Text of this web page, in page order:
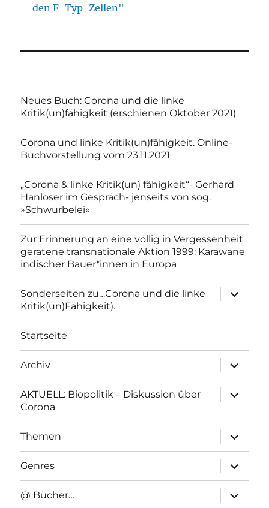
den F-Typ-Zellen"
Neues Buch: Corona und die linke
Kritik(un)fähigkeit (erschienen Oktober 2021)
Corona und linke Kritik(un)fähigkeit. Online-
Buchvorstellung vom 23.11.2021
„Corona & linke Kritik(un) fähigkeit“- Gerhard
Hanloser im Gespräch- jenseits von sog.
»Schwurbelei«
Zur Erinnerung an eine völlig in Vergessenheit
geratene transnationale Aktion 1999: Karawane
indischer Bauer*innen in Europa
Sonderseiten zu…Corona und die linke
Kritik(un)Fähigkeit).
anzeigen
Startseite
Archiv
anzeigen
AKTUELL: Biopolitik – Diskussion über
Corona
anzeigen
Themen
anzeigen
Genres
anzeigen
@ Bücher…
anzeigen